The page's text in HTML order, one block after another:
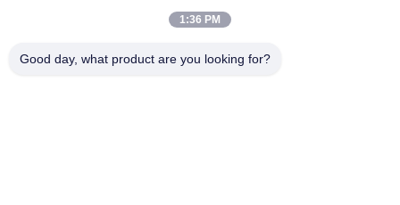
Schichtdickenmessgerät
Härteprüfgerät
1:36 PM
Good day, what product are you looking for?